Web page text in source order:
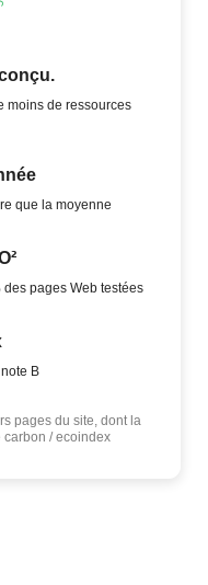
moins de ressources
que la moyenne
pages Web testées
B
pages du site, dont la
carbon / ecoindex